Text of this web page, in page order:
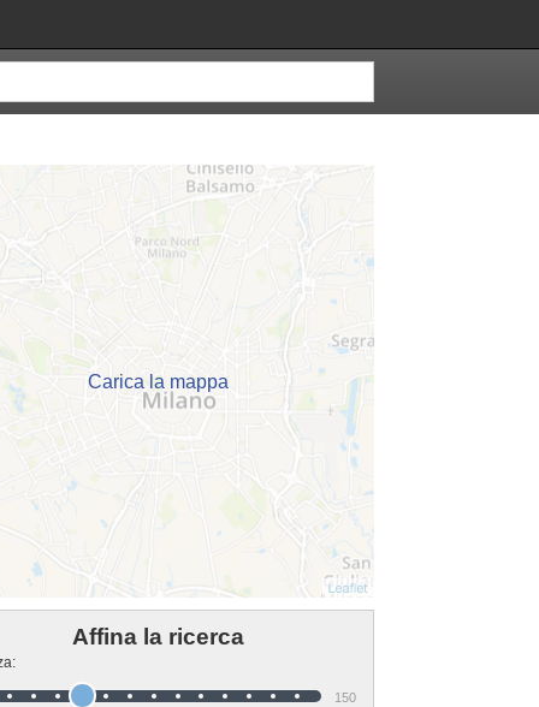
Carica la mappa
Affina la ricerca
150